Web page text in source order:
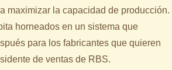
maximizar la capacidad de producción.
horneados en un sistema que
para los fabricantes que quieren
de ventas de RBS.